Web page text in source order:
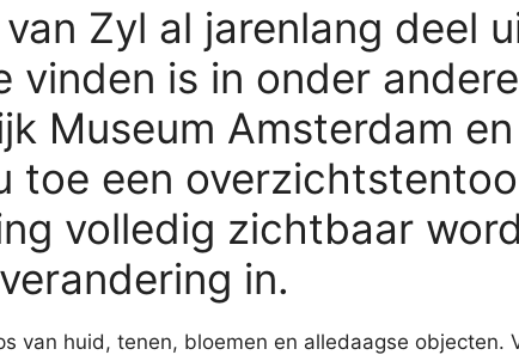
Zyl al jarenlang deel
vinden is in onder
Museum Amsterdam
toe een
volledig zichtbaar
in.
van huid, tenen, bloemen en alledaagse objecten.